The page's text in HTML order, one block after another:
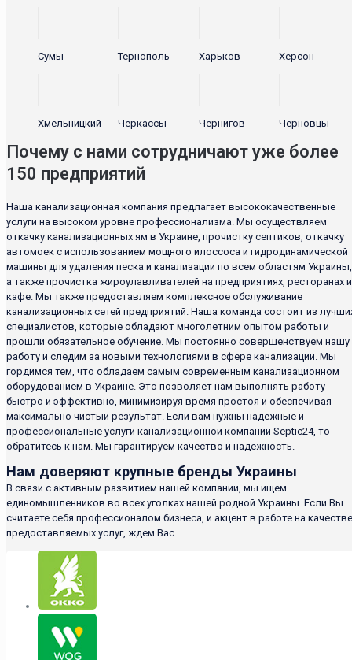
Сумы Тернополь Харьков Херсон
Хмельницкий Черкассы Чернигов Черновцы
Почему с нами сотрудничают уже более
150 предприятий
Наша канализационная компания предлагает высококачественные
услуги на высоком уровне профессионализма. Мы осуществляем
откачку канализационных ям в Украине, прочистку септиков, откачку
автомоек с использованием мощного илоссоса и гидродинамической
машины для удаления песка и канализации по всем областям Украины,
а также прочистка жироулавливателей на предприятиях, ресторанах и
кафе. Мы также предоставляем комплексное обслуживание
канализационных сетей предприятий. Наша команда состоит из
специалистов, которые обладают многолетним опытом работы и
прошли обязательное обучение. Мы постоянно совершенствуем нашу
работу и следим за новыми технологиями в сфере канализации. Мы
гордимся тем, что обладаем самым современным канализационном
оборудованием в Украине. Это позволяет нам выполнять работу
быстро и эффективно, минимизируя время простоя и обеспечивая
максимально чистый результат. Если вам нужны надежные и
профессиональные услуги канализационной компании Septic24, то
обратитесь к нам. Мы гарантируем качество и надежность.
Нам доверяют крупные бренды Украины
В связи с активным развитием нашей компании, мы ищем
единомышленников во всех уголках нашей родной Украины. Если Вы
считаете себя профессионалом бизнеса, и акцент в работе на качестве
предоставляемых услуг, ждем Вас.